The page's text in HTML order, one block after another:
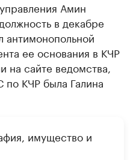
Амин
в декабре
антимонопольной
ее основания в КЧР
сайте ведомства,
по КЧР была Галина
имущество и